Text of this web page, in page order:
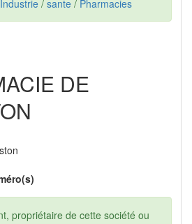
/ sante / Pharmacies
DE
propriétaire de cette société ou